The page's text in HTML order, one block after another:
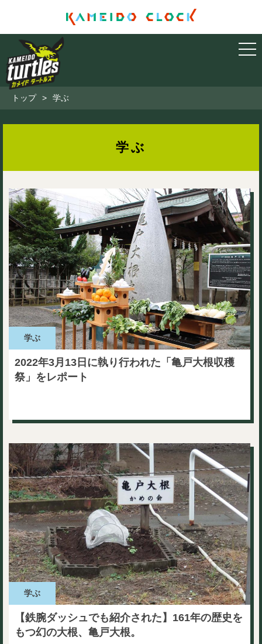
トップ > 学ぶ
学ぶ
学ぶ
2022年3月13日に執り行われた「亀戸大根収穫
祭」をレポート
学ぶ
【鉄腕ダッシュでも紹介された】161年の歴史を
もつ幻の大根、亀戸大根。